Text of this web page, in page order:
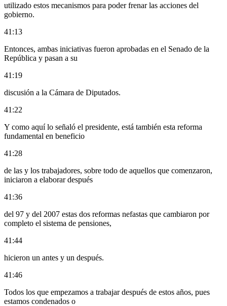
utilizado estos mecanismos para poder frenar las acciones del
gobierno.
41:13
Entonces, ambas iniciativas fueron aprobadas en el Senado de la
República y pasan a su
41:19
discusión a la Cámara de Diputados.
41:22
Y como aquí lo señaló el presidente, está también esta reforma
fundamental en beneficio
41:28
de las y los trabajadores, sobre todo de aquellos que comenzaron,
iniciaron a elaborar después
41:36
del 97 y del 2007 estas dos reformas nefastas que cambiaron por
completo el sistema de pensiones,
41:44
hicieron un antes y un después.
41:46
Todos los que empezamos a trabajar después de estos años, pues
estamos condenados o